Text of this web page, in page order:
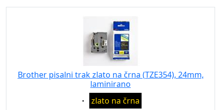
Brother pisalni trak zlato na črna (TZE354), 24mm,
laminirano
Eigenschaft:
zlato na črna